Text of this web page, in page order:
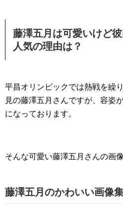
藤澤五月は可愛いけど
人気の理由は？
平昌オリンピックでは熱戦を繰
見の藤澤五月さんですが、容姿
になっております。
そんな可愛い藤澤五月さんの画
藤澤五月のかわいい画像